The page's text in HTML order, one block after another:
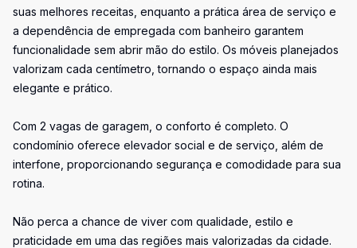
suas melhores receitas, enquanto a prática área de serviço e
a dependência de empregada com banheiro garantem
funcionalidade sem abrir mão do estilo. Os móveis planejados
valorizam cada centímetro, tornando o espaço ainda mais
elegante e prático.
Com 2 vagas de garagem, o conforto é completo. O
condomínio oferece elevador social e de serviço, além de
interfone, proporcionando segurança e comodidade para sua
rotina.
Não perca a chance de viver com qualidade, estilo e
praticidade em uma das regiões mais valorizadas da cidade.